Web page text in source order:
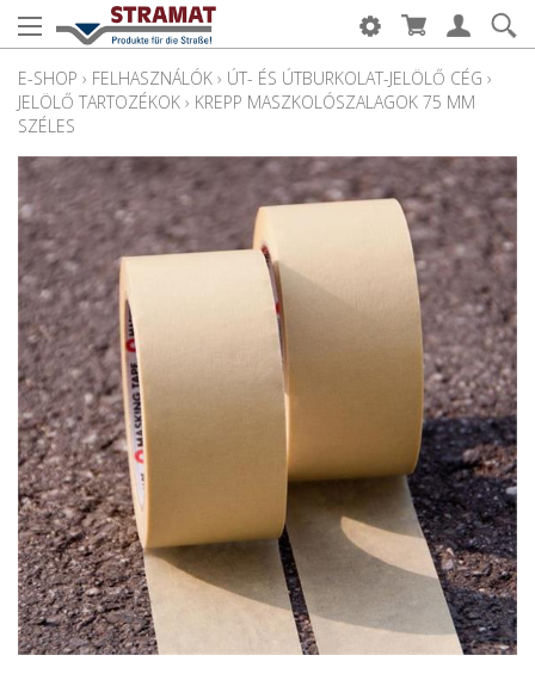
E-SHOP › FELHASZNÁLÓK › ÚT- ÉS ÚTBURKOLAT-JELÖLŐ CÉG ›
JELÖLŐ TARTOZÉKOK › KREPP MASZKOLÓSZALAGOK 75 MM
SZÉLES